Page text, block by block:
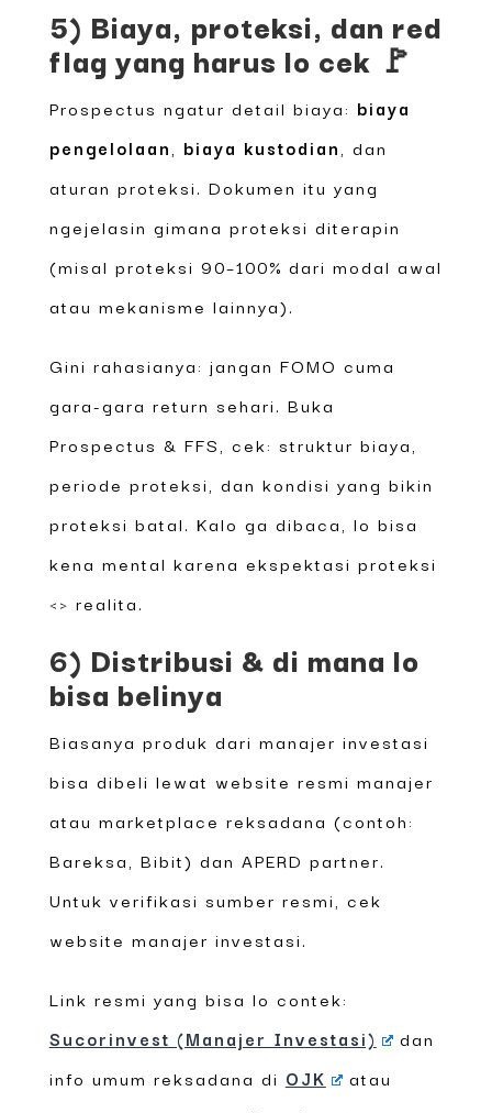
5) Biaya, proteksi, dan red
flag yang harus lo cek 🚩
Prospectus ngatur detail biaya: biaya
pengelolaan
biaya kustodian , dan
aturan proteksi. Dokumen itu yang
ngejelasin gimana proteksi diterapin
(misal proteksi 90–100% dari modal awal
atau mekanisme lainnya).
Gini rahasianya: jangan FOMO cuma
gara-gara return sehari. Buka
Prospectus & FFS, cek: struktur biaya,
periode proteksi, dan kondisi yang bikin
proteksi batal. Kalo ga dibaca, lo bisa
kena mental karena ekspektasi proteksi
<> realita.
6) Distribusi & di mana lo
bisa belinya
Biasanya produk dari manajer investasi
bisa dibeli lewat website resmi manajer
atau marketplace reksadana (contoh:
Bareksa, Bibit) dan APERD partner.
Untuk verifikasi sumber resmi, cek
website manajer investasi.
Link resmi yang bisa lo contek:
Sucorinvest (Manajer Investasi)
dan
info umum reksadana di OJK
atau